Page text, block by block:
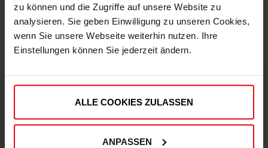
zu können und die Zugriffe auf unsere Website zu
analysieren. Sie geben Einwilligung zu unseren Cookies,
wenn Sie unsere Webseite weiterhin nutzen. Ihre
Einstellungen können Sie jederzeit ändern.
ALLE COOKIES ZULASSEN
ANPASSEN